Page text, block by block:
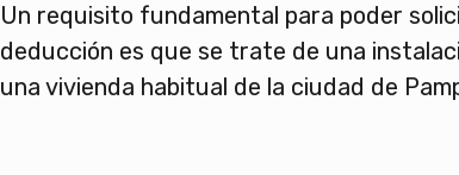
Un requisito fundamental para poder
deducción es que se trate de una
una vivienda habitual de la ciudad de